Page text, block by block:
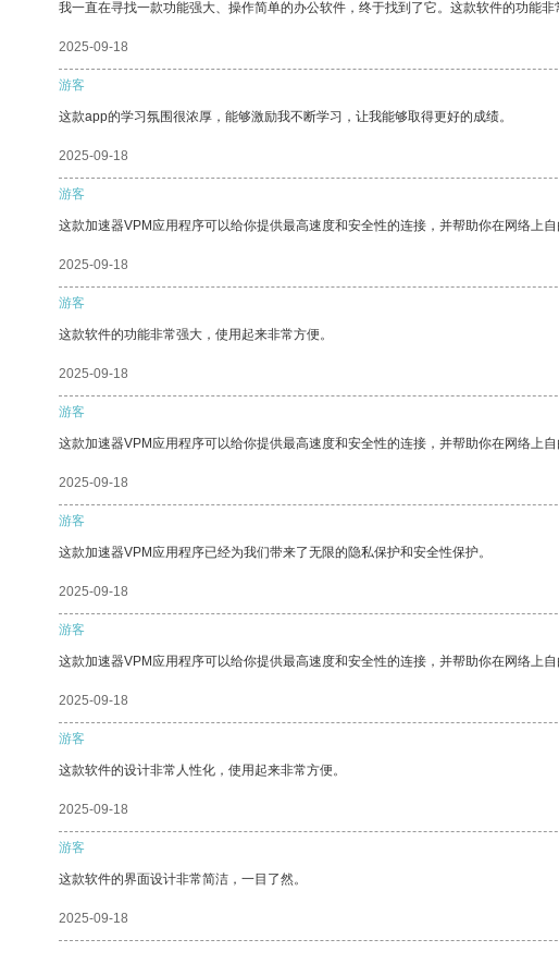
我一直在寻找一款功能强大、操作简单的办公软件，终于找到了它。这款软件的功能
2025-09-18
游客
这款app的学习氛围很浓厚，能够激励我不断学习，让我能够取得更好的成绩。
2025-09-18
游客
这款加速器VPM应用程序可以给你提供最高速度和安全性的连接，并帮助你在网络上自
2025-09-18
游客
这款软件的功能非常强大，使用起来非常方便。
2025-09-18
游客
这款加速器VPM应用程序可以给你提供最高速度和安全性的连接，并帮助你在网络上自
2025-09-18
游客
这款加速器VPM应用程序已经为我们带来了无限的隐私保护和安全性保护。
2025-09-18
游客
这款加速器VPM应用程序可以给你提供最高速度和安全性的连接，并帮助你在网络上自
2025-09-18
游客
这款软件的设计非常人性化，使用起来非常方便。
2025-09-18
游客
这款软件的界面设计非常简洁，一目了然。
2025-09-18